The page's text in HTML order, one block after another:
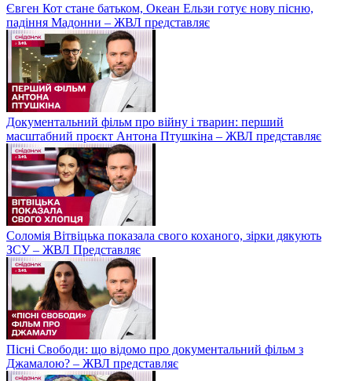
Євген Кот стане батьком, Океан Ельзи готує нову пісню,
падіння Мадонни – ЖВЛ представляє
Документальний фільм про війну і тварин: перший
масштабний проєкт Антона Птушкіна – ЖВЛ представляє
Соломія Вітвіцька показала свого коханого, зірки дякують
ЗСУ – ЖВЛ Представляє
Пісні Свободи: що відомо про документальний фільм з
Джамалою? – ЖВЛ представляє